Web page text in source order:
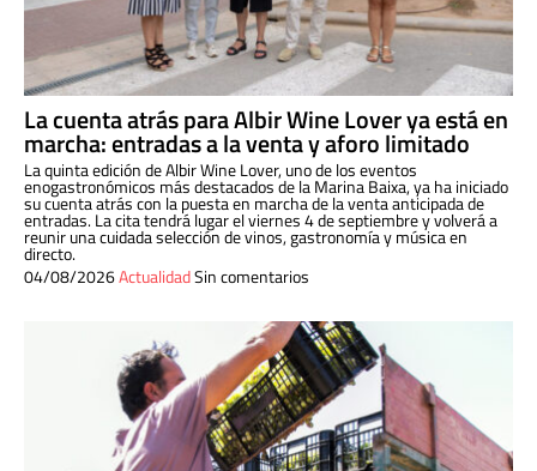
La cuenta atrás para Albir Wine Lover ya está en
marcha: entradas a la venta y aforo limitado
La quinta edición de Albir Wine Lover, uno de los eventos
enogastronómicos más destacados de la Marina Baixa, ya ha iniciado
su cuenta atrás con la puesta en marcha de la venta anticipada de
entradas. La cita tendrá lugar el viernes 4 de septiembre y volverá a
reunir una cuidada selección de vinos, gastronomía y música en
directo.
04/08/2026ActualidadSin comentarios